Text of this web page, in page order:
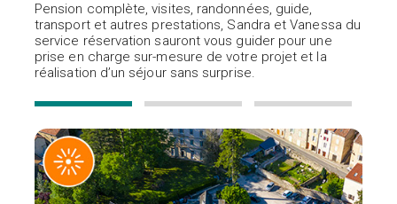
Pension complète, visites, randonnées, guide,
transport et autres prestations, Sandra et Vanessa du
service réservation sauront vous guider pour une
prise en charge sur-mesure de votre projet et la
réalisation d’un séjour sans surprise.